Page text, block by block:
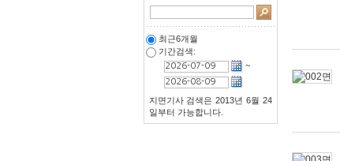
최근6개월
기간검색:
~
지면기사 검색은 2013년 6월 24
일부터 가능합니다.